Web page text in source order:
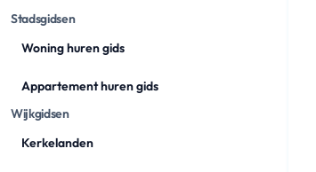
Stadsgidsen
Woning huren gids
Appartement huren gids
Wijkgidsen
Kerkelanden